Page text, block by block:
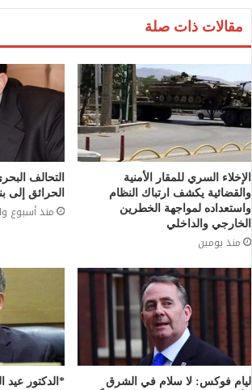
مقالات ذات صلة
الإخلاء السري للمقار الأمنية
والقضائية يكشف ارتباك النظام
واستعداده لمواجهة الخطرين
الخارجي والداخلي
منذ يومين
التحالف
الحرائق إلى
منذ أسبوع
ليام فوكس: لا سلام في الشرق
*الدكتور عيد